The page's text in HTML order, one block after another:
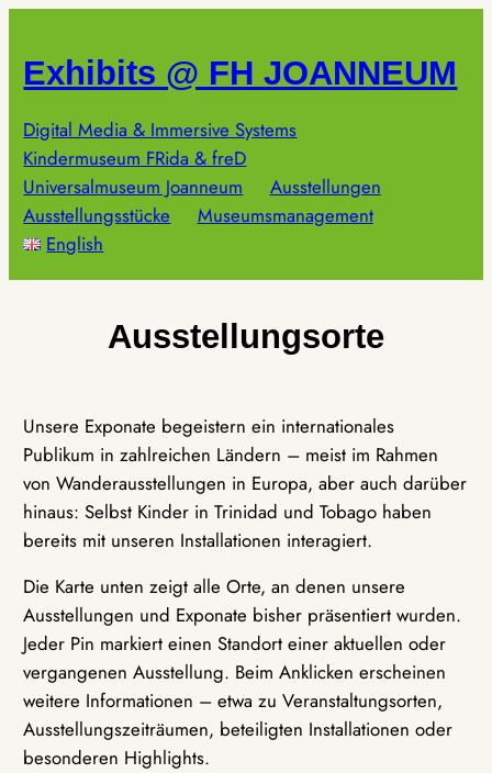
springen
Exhibits @ FH JOANNEUM
Digital Media & Immersive Systems
Kindermuseum FRida & freD
Universalmuseum Joanneum
Ausstellungen
Ausstellungsstücke
Museumsmanagement
English
Ausstellungsorte
Unsere Exponate begeistern ein internationales
Publikum in zahlreichen Ländern – meist im Rahmen
von Wanderausstellungen in Europa, aber auch darüber
hinaus: Selbst Kinder in Trinidad und Tobago haben
bereits mit unseren Installationen interagiert.
Die Karte unten zeigt alle Orte, an denen unsere
Ausstellungen und Exponate bisher präsentiert wurden.
Jeder Pin markiert einen Standort einer aktuellen oder
vergangenen Ausstellung. Beim Anklicken erscheinen
weitere Informationen – etwa zu Veranstaltungsorten,
Ausstellungszeiträumen, beteiligten Installationen oder
besonderen Highlights.